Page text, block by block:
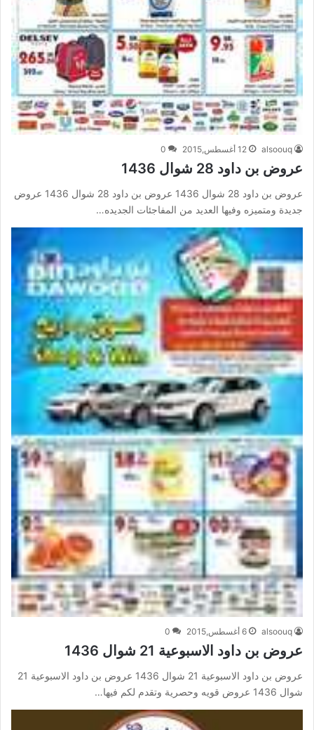
alsoouq 12 أغسطس,2015 0
عروض بن داود 28 شوال 1436
عروض بن داود 28 شوال 1436 عروض بن داود 28 شوال 1436 عروض
جديدة ومتميزه وفيها العديد من المفاجئات الجديده…
alsoouq 6 أغسطس,2015 0
عروض بن داود الاسبوعية 21 شوال 1436
عروض بن داود الاسبوعية 21 شوال 1436 عروض بن داود الاسبوعية 21
شوال 1436 عروض قويه وحصرية وتقدم لكم فيها…